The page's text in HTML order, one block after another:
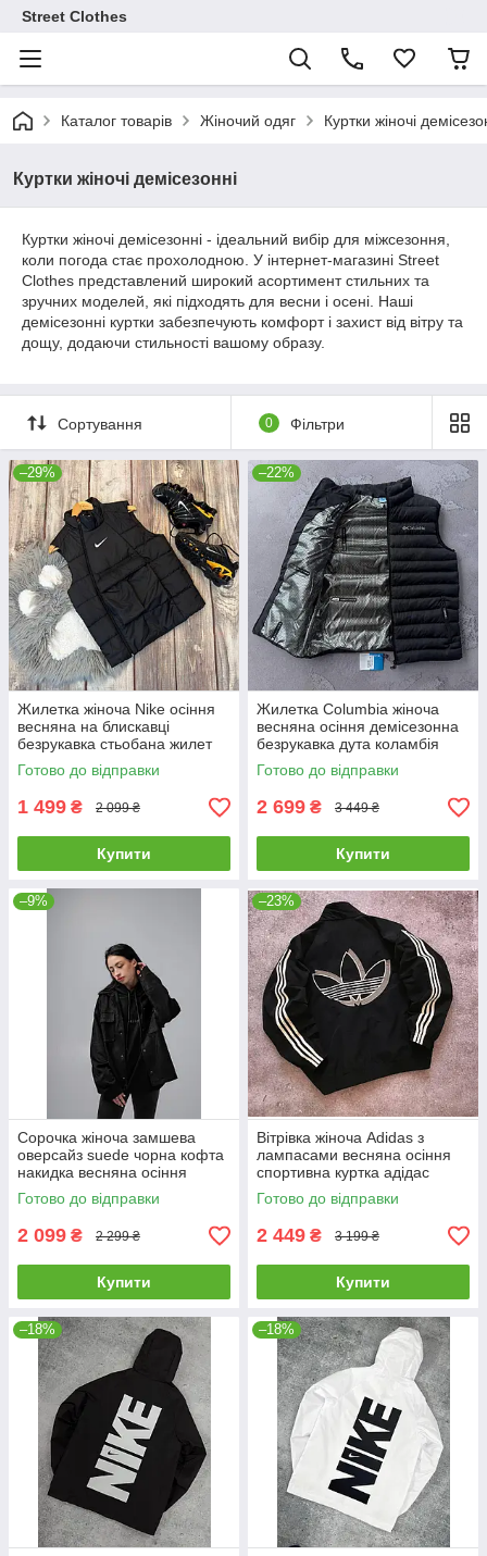
Street Clothes
Каталог товарів Жіночий одяг Куртки жіночі
Куртки жіночі демісезонні
Куртки жіночі демісезонні - ідеальний вибір для міжсезоння,
коли погода стає прохолодною. У інтернет-магазині Street
Clothes представлений широкий асортимент стильних та
зручних моделей, які підходять для весни і осені. Наші
демісезонні куртки забезпечують комфорт і захист від вітру та
дощу, додаючи стильності вашому образу.
Сортування 0 Фільтри
–29%
Жилетка жіноча Nike осіння
весняна на блискавці
безрукавка стьобана жилет
найк чорний
Готово до відправки
1 499 ₴ 2 099 ₴
Купити
–22%
Жилетка Columbia жіноча
весняна осіння демісезонна
безрукавка дута коламбія
чорна
Готово до відправки
2 699 ₴ 3 449 ₴
Купити
–9%
Сорочка жіноча замшева
оверсайз suede чорна кофта
накидка весняна осіння
демісезонна
Готово до відправки
2 099 ₴ 2 299 ₴
Купити
–23%
Вітрівка жіноча Adidas з
лампасами весняна осіння
спортивна куртка адідас
чорна
Готово до відправки
2 449 ₴ 3 199 ₴
Купити
–18% –18%